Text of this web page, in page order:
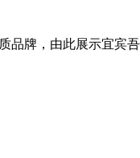
牌，由此展示宜宾